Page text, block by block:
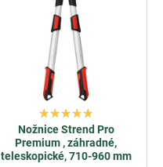
Nožnice Strend Pro
Premium , záhradné,
teleskopické, 710-960 mm